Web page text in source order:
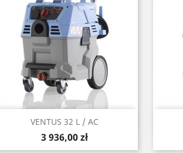
VENTUS 32 L / AC
Cena
3 936,00 zł
Szybki podgląd